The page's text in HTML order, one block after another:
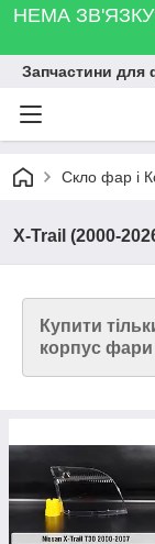
НЕМА
Запчастини для
Скло фар і
X-Trail (2000-
Купити
корпус фари